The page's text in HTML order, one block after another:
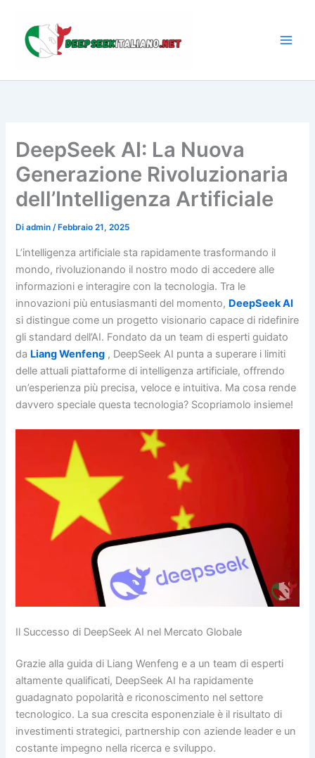
contenuto
DeepSeek AI: La Nuova
Generazione Rivoluzionaria
dell’Intelligenza Artificiale
Diadmin/ Febbraio 21, 2025
L’intelligenza artificiale sta rapidamente trasformando il
mondo, rivoluzionando il nostro modo di accedere alle
informazioni e interagire con la tecnologia. Tra le
innovazioni più entusiasmanti del momento, DeepSeek AI
si distingue come un progetto visionario capace di ridefinire
gli standard dell’AI. Fondato da un team di esperti guidato
da Liang Wenfeng , DeepSeek AI punta a superare i limiti
delle attuali piattaforme di intelligenza artificiale, offrendo
un’esperienza più precisa, veloce e intuitiva. Ma cosa rende
davvero speciale questa tecnologia? Scopriamolo insieme!
Il Successo di DeepSeek AI nel Mercato Globale
Grazie alla guida di Liang Wenfeng e a un team di esperti
altamente qualificati, DeepSeek AI ha rapidamente
guadagnato popolarità e riconoscimento nel settore
tecnologico. La sua crescita esponenziale è il risultato di
investimenti strategici, partnership con aziende leader e un
costante impegno nella ricerca e sviluppo.